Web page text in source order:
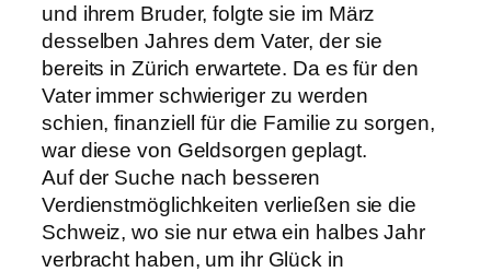
und ihrem Bruder, folgte sie im März
desselben Jahres dem Vater, der sie
bereits in Zürich erwartete. Da es für den
Vater immer schwieriger zu werden
schien, finanziell für die Familie zu sorgen,
war diese von Geldsorgen geplagt.
Auf der Suche nach besseren
Verdienstmöglichkeiten verließen sie die
Schweiz, wo sie nur etwa ein halbes Jahr
verbracht haben, um ihr Glück in